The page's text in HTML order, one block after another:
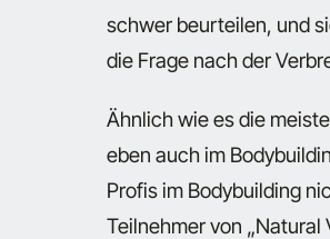
schwer beurteilen, und
die Frage nach der
Ähnlich wie es die
eben auch im
Profis im Bodybuilding
Teilnehmer von